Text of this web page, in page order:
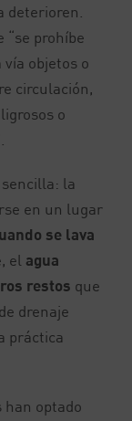
deterioren.
“se prohíbe
objetos o
circulación,
o
la
en un lugar
se lava
el agua
restos que
drenaje
práctica
optado